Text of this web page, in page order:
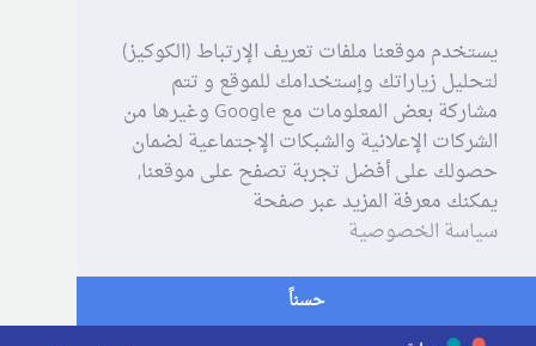
يستخدم موقعنا ملفات تعريف الإرتباط (الكوكيز)
لتحليل زياراتك وإستخدامك للموقع و تتم
مشاركة بعض المعلومات مع Google وغيرها من
الشركات الإعلانية والشبكات الإجتماعية لضمان
حصولك على أفضل تجربة تصفح على موقعنا,
يمكنك معرفة المزيد عبر صفحة
سياسة الخصوصية
حسناً